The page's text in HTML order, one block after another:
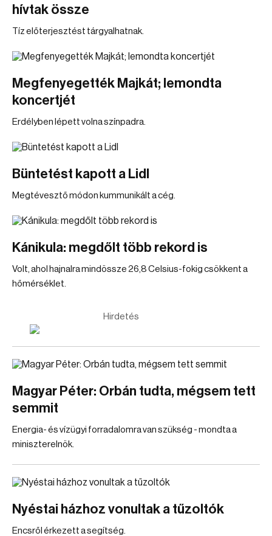
hívtak össze
Tíz előterjesztést tárgyalhatnak.
Megfenyegették Majkát; lemondta
koncertjét
Erdélyben lépett volna színpadra.
Büntetést kapott a Lidl
Megtévesztő módon kummunikált a cég.
Kánikula: megdőlt több rekord is
Volt, ahol hajnalra mindössze 26,8 Celsius-fokig csökkent a
hőmérséklet.
Hirdetés
Magyar Péter: Orbán tudta, mégsem tett
semmit
Energia- és vízügyi forradalomra van szükség - mondta a
miniszterelnök.
Nyéstai házhoz vonultak a tűzoltók
Encsről érkezett a segítség.